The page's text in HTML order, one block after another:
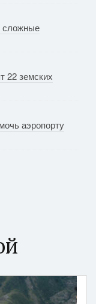
сложные
22 земских
аэропорту